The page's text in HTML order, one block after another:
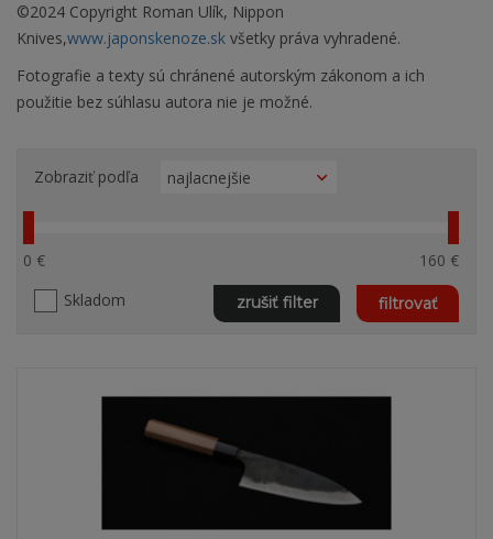
©2024 Copyright Roman Ulík, Nippon
Knives,www.japonskenoze.sk všetky práva vyhradené.
Fotografie a texty sú chránené autorským zákonom a ich
použitie bez súhlasu autora nie je možné.
0 €
160 €
Skladom
filtrovať
zrušiť filter
Zobraziť podľa